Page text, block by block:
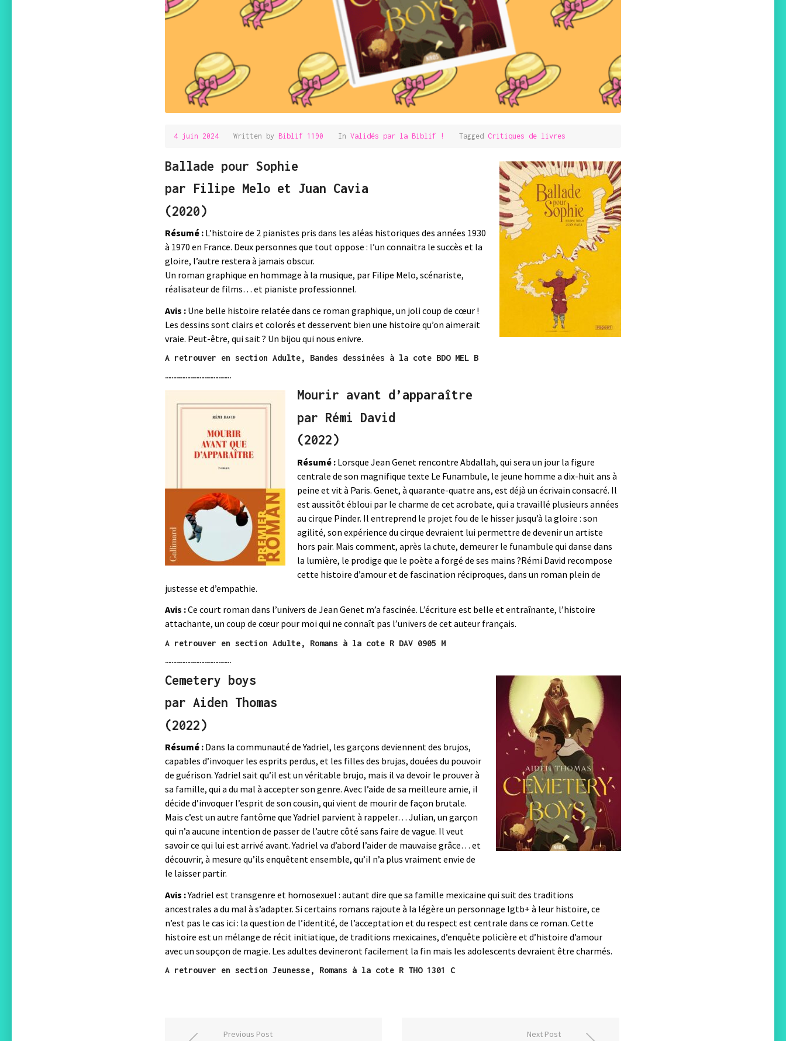
4 juin 2024 Written by Biblif 1190 In Validés par la Biblif ! Tagged Critiques de livres
Ballade pour Sophie
par Filipe Melo et Juan Cavia
(2020)
Résumé : L’histoire de 2 pianistes pris dans les aléas historiques des années 1930
à 1970 en France. Deux personnes que tout oppose : l’un connaitra le succès et la
gloire, l’autre restera à jamais obscur.
Un roman graphique en hommage à la musique, par Filipe Melo, scénariste,
réalisateur de films… et pianiste professionnel.
Avis : Une belle histoire relatée dans ce roman graphique, un joli coup de cœur !
Les dessins sont clairs et colorés et desservent bien une histoire qu’on aimerait
vraie. Peut-être, qui sait ? Un bijou qui nous enivre.
A retrouver en section Adulte, Bandes dessinées à la cote BDO MEL B
……………………………………
Mourir avant d’apparaître
par Rémi David
(2022)
Résumé : Lorsque Jean Genet rencontre Abdallah, qui sera un jour la figure
centrale de son magnifique texte Le Funambule, le jeune homme a dix-huit ans à
peine et vit à Paris. Genet, à quarante-quatre ans, est déjà un écrivain consacré. Il
est aussitôt ébloui par le charme de cet acrobate, qui a travaillé plusieurs années
au cirque Pinder. Il entreprend le projet fou de le hisser jusqu’à la gloire : son
agilité, son expérience du cirque devraient lui permettre de devenir un artiste
hors pair. Mais comment, après la chute, demeurer le funambule qui danse dans
la lumière, le prodige que le poète a forgé de ses mains ?Rémi David recompose
cette histoire d’amour et de fascination réciproques, dans un roman plein de
justesse et d’empathie.
Avis :Ce court roman dans l’univers de Jean Genet m’a fascinée. L’écriture est belle et entraînante, l’histoire
attachante, un coup de cœur pour moi qui ne connaît pas l’univers de cet auteur français.
A retrouver en section Adulte, Romans à la cote R DAV 0905 M
……………………………………
Cemetery boys
par Aiden Thomas
(2022)
Résumé : Dans la communauté de Yadriel, les garçons deviennent des brujos,
capables d’invoquer les esprits perdus, et les filles des brujas, douées du pouvoir
de guérison. Yadriel sait qu’il est un véritable brujo, mais il va devoir le prouver à
sa famille, qui a du mal à accepter son genre. Avec l’aide de sa meilleure amie, il
décide d’invoquer l’esprit de son cousin, qui vient de mourir de façon brutale.
Mais c’est un autre fantôme que Yadriel parvient à rappeler… Julian, un garçon
qui n’a aucune intention de passer de l’autre côté sans faire de vague. Il veut
savoir ce qui lui est arrivé avant. Yadriel va d’abord l’aider de mauvaise grâce… et
découvrir, à mesure qu’ils enquêtent ensemble, qu’il n’a plus vraiment envie de
le laisser partir.
Avis :Yadriel est transgenre et homosexuel : autant dire que sa famille mexicaine qui suit des traditions
ancestrales a du mal à s’adapter. Si certains romans rajoute à la légère un personnage lgtb+ à leur histoire, ce
n’est pas le cas ici : la question de l’identité, de l’acceptation et du respect est centrale dans ce roman. Cette
histoire est un mélange de récit initiatique, de traditions mexicaines, d’enquête policière et d’histoire d’amour
avec un soupçon de magie. Les adultes devineront facilement la fin mais les adolescents devraient être charmés.
A retrouver en section Jeunesse, Romans à la cote R THO 1301 C
Previous Post Next Post